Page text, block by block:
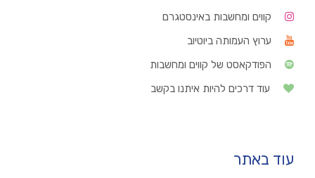
קווים ומחשבות באינסטגרם
ערוץ העמותה ביוטיוב
הפודקאסט של קווים ומחשבות
עוד דרכים להיות איתנו בקשב
עוד באתר